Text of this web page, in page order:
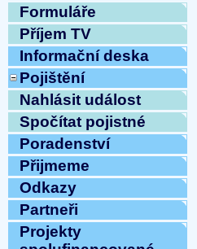
Formuláře
Příjem TV
Informační deska
Pojištění
Nahlásit událost
Spočítat pojistné
Poradenství
Přijmeme
Odkazy
Partneři
Projekty